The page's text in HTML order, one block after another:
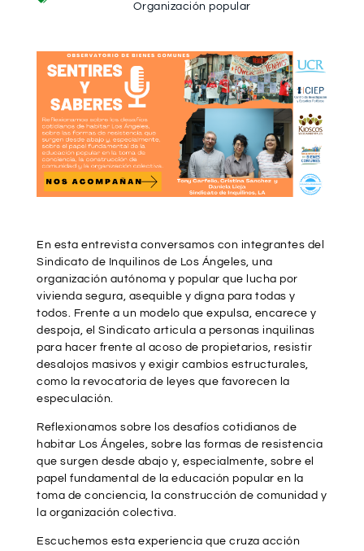
Organización popular
En esta entrevista conversamos con integrantes del
Sindicato de Inquilinos de Los Ángeles, una
organización autónoma y popular que lucha por
vivienda segura, asequible y digna para todas y
todos. Frente a un modelo que expulsa, encarece y
despoja, el Sindicato articula a personas inquilinas
para hacer frente al acoso de propietarios, resistir
desalojos masivos y exigir cambios estructurales,
como la revocatoria de leyes que favorecen la
especulación.
Reflexionamos sobre los desafíos cotidianos de
habitar Los Ángeles, sobre las formas de resistencia
que surgen desde abajo y, especialmente, sobre el
papel fundamental de la educación popular en la
toma de conciencia, la construcción de comunidad y
la organización colectiva.
Escuchemos esta experiencia que cruza acción